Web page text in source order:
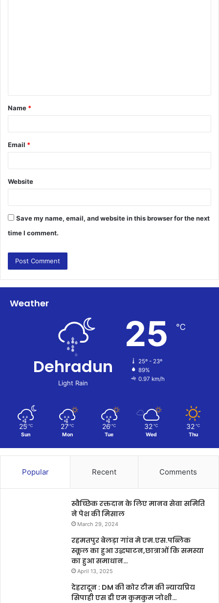
t
*
Name *
Email *
Website
Save my name, email, and website in this browser for the next
time I comment.
Weather
Dehradun
Light Rain
25 ℃
25º - 23º
89%
0.97 km/h
25 ℃
Sun
27 ℃
Mon
26 ℃
Tue
32 ℃
Wed
32 ℃
Thu
Popular Recent Comments
स्वैच्छिक रक्तदान के लिए मानव सेवा समिति
ने पेश की मिसाल
March 29, 2024
रहमतपुर बेलड़ा गांव मे एम.एस.पब्लिक
स्कूल का हुआ उद्धघाटन,छात्राओं कि समस्या
का हुआ समाधान…
April 13, 2025
देहरादून : DM की कोर टीम की न्यायप्रिय
सिपाही एस डी एम कुमकुम जोशी…